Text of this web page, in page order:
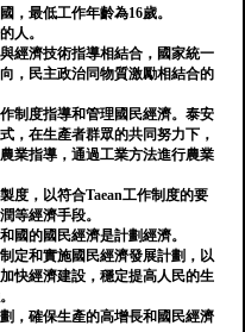
，最低工作年齡為16歲。
人。
經濟技術指導相結合，國家統一
，民主政治同物質激勵相結合的
制度指導和管理國民經濟。泰安
，在生產者群眾的共同努力下，
業指導，通過工業方法進行農業
度，以符合Taean工作制度的要
等經濟手段。
國的國民經濟是計劃經濟。
定和實施國民經濟發展計劃，以
快經濟建設，穩定提高人民的生
，確保生產的高增長和國民經濟